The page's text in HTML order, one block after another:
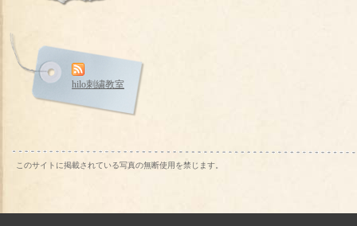
hilo刺繍教室
このサイトに掲載されている写真の無断使用を禁じます。